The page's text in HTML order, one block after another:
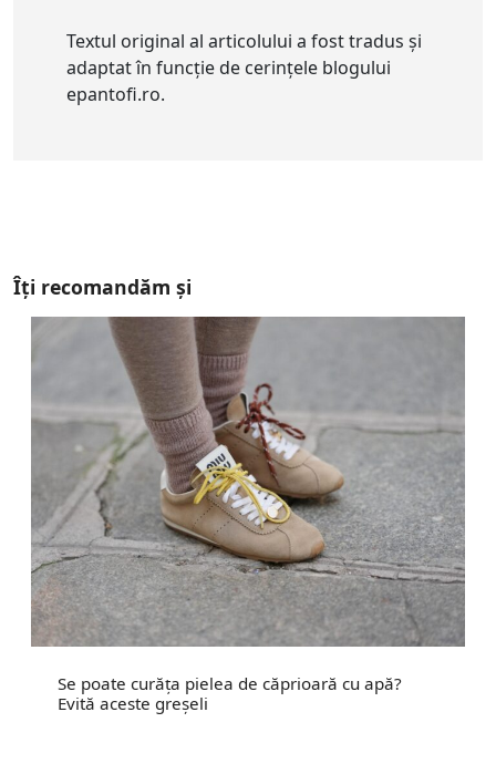
Textul original al articolului a fost tradus și
adaptat în funcție de cerințele blogului
epantofi.ro.
Îți recomandăm și
Se poate curăța pielea de căprioară cu apă?
Evită aceste greșeli